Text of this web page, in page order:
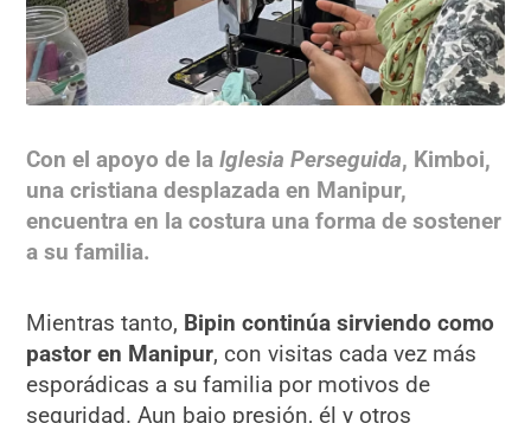
Con el apoyo de laIglesia Perseguida, Kimboi,
una cristiana desplazada en Manipur,
encuentra en la costura una forma de sostener
a su familia.
Mientras tanto, Bipin continúa sirviendo como
pastor en Manipur, con visitas cada vez más
esporádicas a su familia por motivos de
seguridad. Aun bajo presión, él y otros